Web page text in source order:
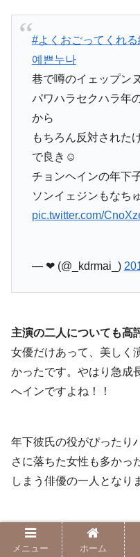
#よくおごってくれ
예쁜누나
巷で噂のイェップン
パワハラセクハラ年
から
もちろん反対された
で良き☺️
チョンヘインの年下
ソンイェジンもなち
pic.twitter.com/
— ❤︎ (@_kdrmai_)
主演の二人についても高
女優だけあって、美しく
かったです。やはり急成
へインですよね！！
年下彼氏の役がぴったり
さに落ちた女性も多かっ
しまう俳優の一人となり
#よくおごってくれ
メニュー ホーム